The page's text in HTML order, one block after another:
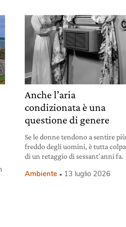
Anche l’aria
condizionata è una
questione di genere
Se le donne tendono a sentire più
freddo degli uomini, è tutta colpa
di un retaggio di sessant’anni fa.
Ambiente 13 luglio 2026